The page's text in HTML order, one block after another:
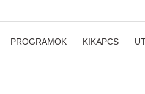
PROGRAMOK KIKAPCS